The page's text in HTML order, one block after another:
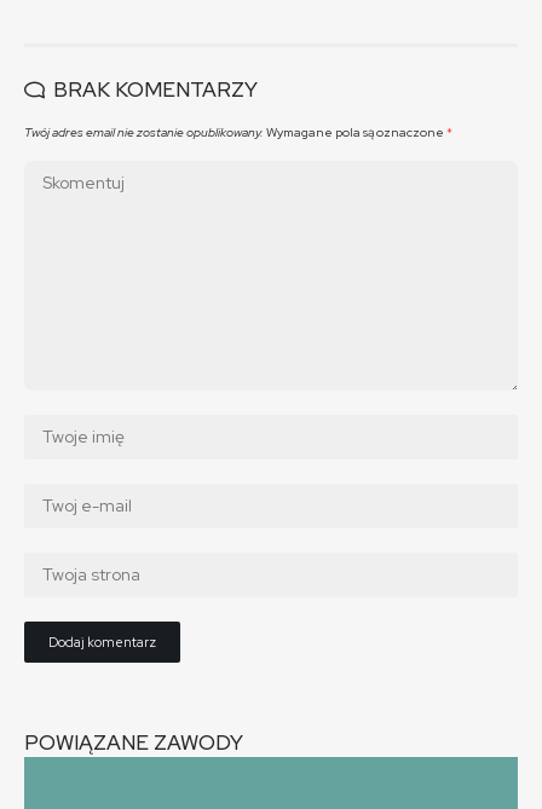
BRAK KOMENTARZY
Twój adres email nie zostanie opublikowany. Wymagane pola są oznaczone *
POWIĄZANE ZAWODY